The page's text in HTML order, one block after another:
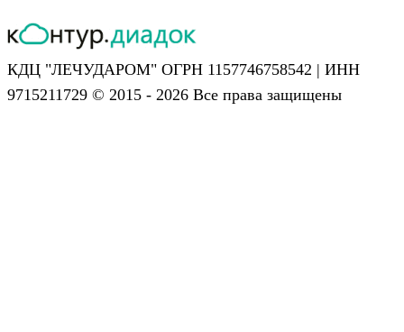
КДЦ "ЛЕЧУДАРОМ" ОГРН 1157746758542 | ИНН
9715211729 © 2015 - 2026 Все права защищены